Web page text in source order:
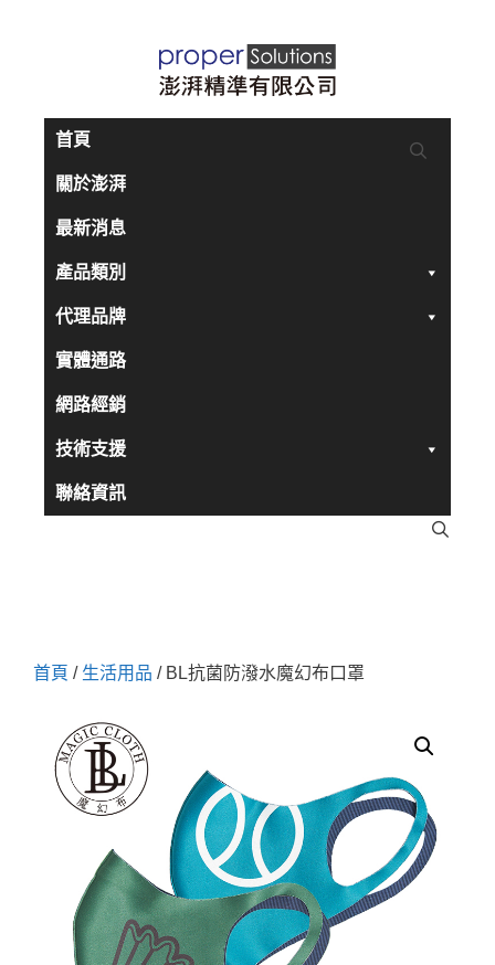
首頁
關於澎湃
最新消息
產品類別
代理品牌
實體通路
網路經銷
技術支援
聯絡資訊
首頁 / 生活用品 / BL抗菌防潑水魔幻布口罩